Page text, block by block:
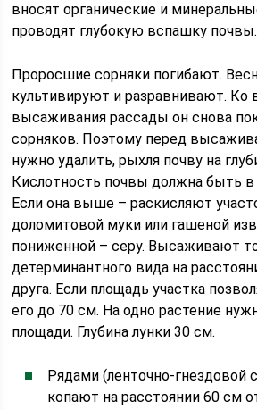
вносят органические и
проводят глубокую вспашку почвы.
Проросшие сорняки погибают.
культивируют и разравнивают. Ко
высаживания рассады он снова
сорняков. Поэтому перед
нужно удалить, рыхля почву на
Кислотность почвы должна быть в
Если она выше – раскисляют
доломитовой муки или гашеной
пониженной – серу. Высаживают
детерминантного вида на
друга. Если площадь участка
его до 70 см. На одно растение
площади. Глубина лунки 30 см.
Рядами (ленточно-гнездовой
копают на расстоянии 60 см